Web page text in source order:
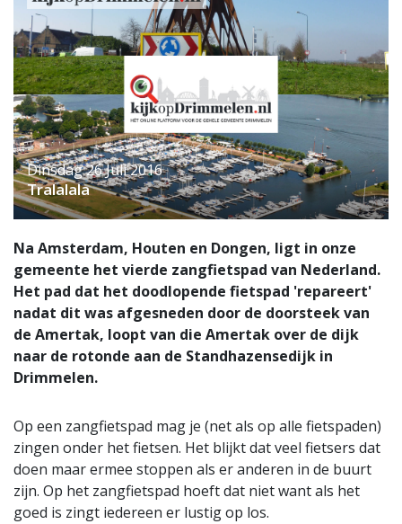
Dinsdag 26 Juli 2016
Tralalala
Na Amsterdam, Houten en Dongen, ligt in onze
gemeente het vierde zangfietspad van Nederland.
Het pad dat het doodlopende fietspad 'repareert'
nadat dit was afgesneden door de doorsteek van
de Amertak, loopt van die Amertak over de dijk
naar de rotonde aan de Standhazensedijk in
Drimmelen.
Op een zangfietspad mag je (net als op alle fietspaden)
zingen onder het fietsen. Het blijkt dat veel fietsers dat
doen maar ermee stoppen als er anderen in de buurt
zijn. Op het zangfietspad hoeft dat niet want als het
goed is zingt iedereen er lustig op los.